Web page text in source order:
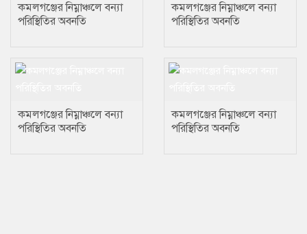
কমলগঞ্জের নিম্নাঞ্চলে বন্যা
পরিস্থিতির অবনতি
কমলগঞ্জের নিম্নাঞ্চলে বন্যা
পরিস্থিতির অবনতি
কমলগঞ্জের নিম্নাঞ্চলে বন্যা
পরিস্থিতির অবনতি
কমলগঞ্জের নিম্নাঞ্চলে বন্যা
পরিস্থিতির অবনতি